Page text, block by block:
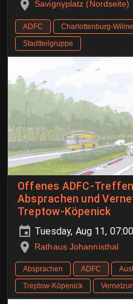
Savignyplatz (Nordseite)
ADFC Charlottenburg-
Stadtteilgruppe
Offenes ADFC-
Absprachen und
Treptow-Köpenick
Tuesday, Aug 11,
Rathaus Johannisthal
Absprachen ADFC
Treptow-Köpenick